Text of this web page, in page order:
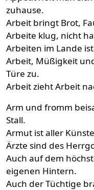
zuhause.
Arbeit bringt Brot,
Arbeite klug, nicht
Arbeiten im Lande
Arbeit, Müßigkeit
Türe zu.
Arbeit zieht Arbeit
Arm und fromm
Stall.
Armut ist aller
Ärzte sind des
Auch auf dem
eigenen Hintern.
Auch der Tüchtige